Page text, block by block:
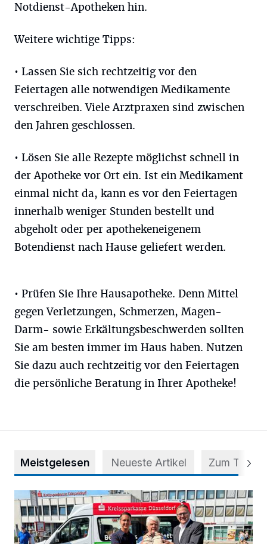
Notdienst-Apotheken hin.
Weitere wichtige Tipps:
• Lassen Sie sich rechtzeitig vor den
Feiertagen alle notwendigen Medikamente
verschreiben. Viele Arztpraxen sind zwischen
den Jahren geschlossen.
• Lösen Sie alle Rezepte möglichst schnell in
der Apotheke vor Ort ein. Ist ein Medikament
einmal nicht da, kann es vor den Feiertagen
innerhalb weniger Stunden bestellt und
abgeholt oder per apothekeneigenem
Botendienst nach Hause geliefert werden.
• Prüfen Sie Ihre Hausapotheke. Denn Mittel
gegen Verletzungen, Schmerzen, Magen-
Darm- sowie Erkältungsbeschwerden sollten
Sie am besten immer im Haus haben. Nutzen
Sie dazu auch rechtzeitig vor den Feiertagen
die persönliche Beratung in Ihrer Apotheke!
Meistgelesen Neueste Artikel Zum Thema
Starthilfe für den BürgerBus